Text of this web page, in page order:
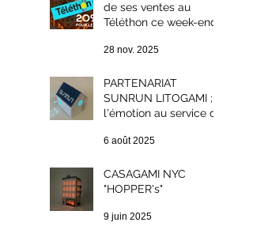
de ses ventes au
Téléthon ce week-end :
Week-end
28 nov. 2025
PARTENARIAT
SUNRUN LITOGAMI ;
l'émotion au service du
durable.
6 août 2025
CASAGAMI NYC
"HOPPER's"
9 juin 2025